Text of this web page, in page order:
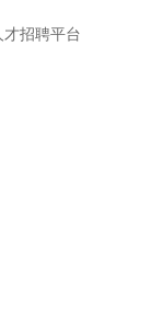
招聘平台